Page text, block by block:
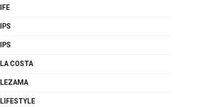
IFE
IPS
IPS
LA COSTA
LEZAMA
LIFESTYLE